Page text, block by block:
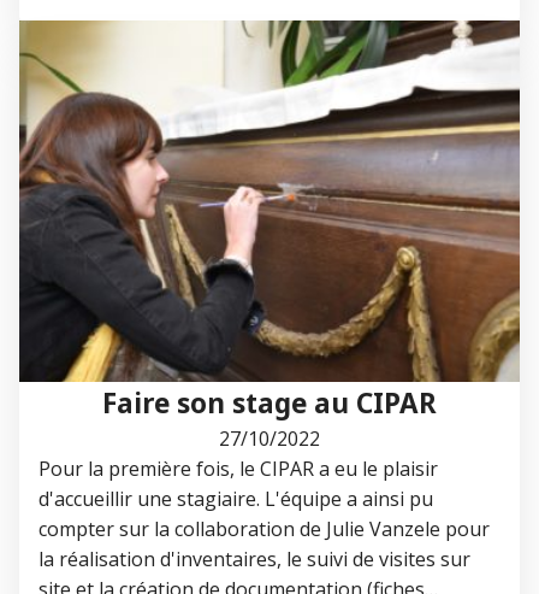
Faire son stage au CIPAR
27/10/2022
Pour la première fois, le CIPAR a eu le plaisir
d'accueillir une stagiaire. L'équipe a ainsi pu
compter sur la collaboration de Julie Vanzele pour
la réalisation d'inventaires, le suivi de visites sur